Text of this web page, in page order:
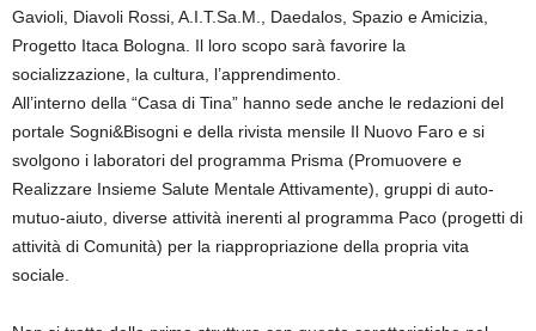
Gavioli, Diavoli Rossi, A.I.T.Sa.M., Daedalos, Spazio e Amicizia,
Progetto Itaca Bologna. Il loro scopo sarà favorire la
socializzazione, la cultura, l’apprendimento.
All’interno della “Casa di Tina” hanno sede anche le redazioni del
portale Sogni&Bisogni e della rivista mensile Il Nuovo Faro e si
svolgono i laboratori del programma Prisma (Promuovere e
Realizzare Insieme Salute Mentale Attivamente), gruppi di auto-
mutuo-aiuto, diverse attività inerenti al programma Paco (progetti di
attività di Comunità) per la riappropriazione della propria vita
sociale.